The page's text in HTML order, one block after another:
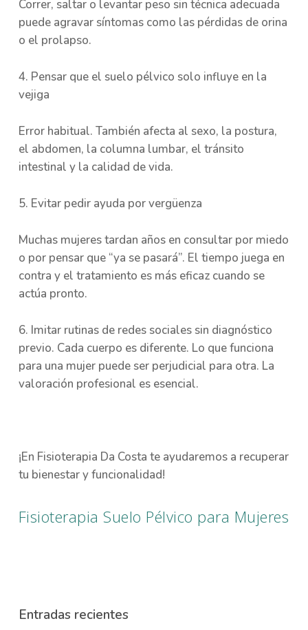
Correr, saltar o levantar peso sin técnica adecuada
puede agravar síntomas como las pérdidas de orina
o el prolapso.
4. Pensar que el suelo pélvico solo influye en la
vejiga
Error habitual. También afecta al sexo, la postura,
el abdomen, la columna lumbar, el tránsito
intestinal y la calidad de vida.
5. Evitar pedir ayuda por vergüenza
Muchas mujeres tardan años en consultar por miedo
o por pensar que “ya se pasará”. El tiempo juega en
contra y el tratamiento es más eficaz cuando se
actúa pronto.
6. Imitar rutinas de redes sociales sin diagnóstico
previo. Cada cuerpo es diferente. Lo que funciona
para una mujer puede ser perjudicial para otra. La
valoración profesional es esencial.
¡En Fisioterapia Da Costa te ayudaremos a recuperar
tu bienestar y funcionalidad!
Fisioterapia Suelo Pélvico para Mujeres
Entradas recientes